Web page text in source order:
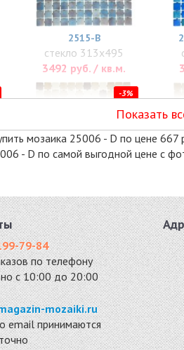
2515-B
стекло 313x495
3492 руб. / кв.м.
-3%
25012 - С
стекло 313x495
4307 руб. / кв.м.
-3%
Показать
мозаика 25006 - D по цене
- D по самой выгодной цене с
79-84
по телефону
с 10:00 до 20:00
mozaiki.ru
email принимаются